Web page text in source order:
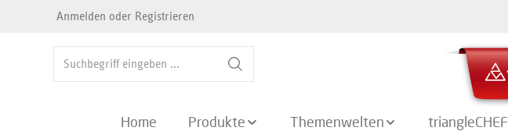
Zur Hauptnavigation springen
Anmelden oder Registrieren
Home Produkte Themenwelten triangleCHEF